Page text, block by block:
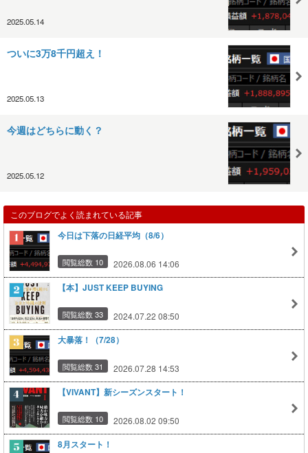
2025.05.14
ついに3万8千円超え！
2025.05.13
今週はどちらに動く？
2025.05.12
このブログでよく読まれている記事
今日は下落の日経平均（8/6）
閲覧総数 10 2026.08.06 14:06
【本】JUST KEEP BUYING
閲覧総数 33 2024.07.22 08:50
大暴落！（7/28）
閲覧総数 31 2026.07.28 14:53
【VIVANT】新シーズンスタート！
閲覧総数 10 2026.08.02 09:50
8月スタート！